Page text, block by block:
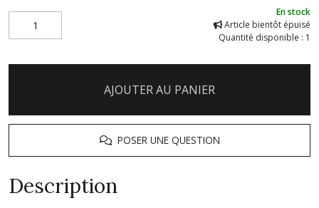
En stock
Article bientôt épuisé
Quantité disponible : 1
AJOUTER AU PANIER
POSER UNE QUESTION
Description